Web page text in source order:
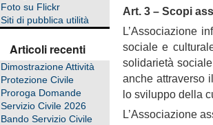
Foto su Flickr
Siti di pubblica utilità
Articoli recenti
Dimostrazione Attività
Protezione Civile
Proroga Domande
Servizio Civile 2026
Bando Servizio Civile
Art. 3 – Scopi
L’Associazione
sociale e
solidarietà
anche attraverso
lo sviluppo della
L’Associazione